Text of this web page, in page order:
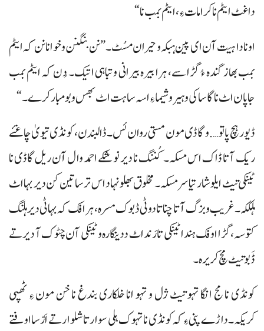
داغٹ ایٹم نا کرامات ءِ، ایٹم بمب نا“
اونا دا ہیت آن ای پین ہبکہ و حیران مسُٹ۔ ”نن بنگنن و خوانانن کہ ایٹم
بمب بھاز گندہ ءُ گڑا سے، ہرا بیرہ بیرانی و تباہی اتیک۔ دُن کہ ایٹم بمب
جاپان اٹ ناگاساکی و ہیروشیما ءِ اسہ ساہت اٹ بھس و بومبار کرے۔“
ڈیور ہچ پاتو…. و گاڈی مون مستی روان ئس۔ ڈالبندن، کونڈی تیویٰ چاغئے
ریک آتا ڈاک اس مسکہ۔ کُننگ نا دیر نوشکے احمد وال آن ریل گاڈی نا
ٹینکی تیٹ ایلو شار تیا سرمسکہ۔ مخلوق بھلو نہاد اس ترسا تین کن دیر بہا اٹ
ہلککہ۔ غریب و بزگ آتا چنا تا دوٹی ڈبوک مسرہ، ہرافک کہ بہا ٹی دیر ہلنگ
کتوسہ، گڑا اوفک ہندا ٹینکی تا رَند اٹ ددینگارہ و ٹینکی آن چٹوک آ دیر تے
ڈَبو تیٹ مچ کریرہ۔
کونڈی نا مج انگا تہو تیٹ ژل و تہو انا خلکاری بندغ نا خن مون ءِ ٹھپی
کریکہ۔ داڑے پنی ءِ کہ کونڈی نا تہوک ہلی سوار تا شلوار تے اَرّسا اوفتے